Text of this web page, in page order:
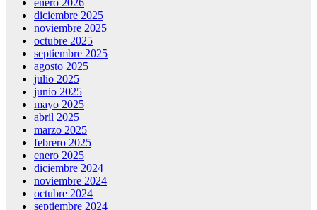
enero 2026
diciembre 2025
noviembre 2025
octubre 2025
septiembre 2025
agosto 2025
julio 2025
junio 2025
mayo 2025
abril 2025
marzo 2025
febrero 2025
enero 2025
diciembre 2024
noviembre 2024
octubre 2024
septiembre 2024